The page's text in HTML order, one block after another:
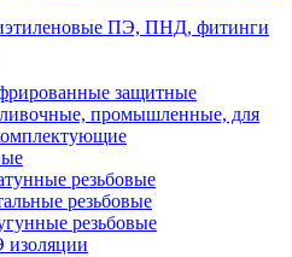
ПЭ, ПНД, фитинги
защитные
промышленные, для
резьбовые
резьбовые
резьбовые